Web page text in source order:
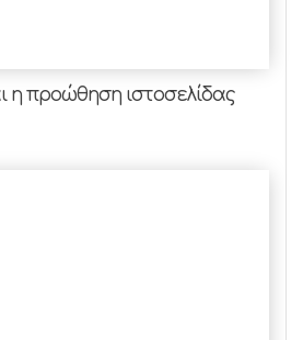
η προώθηση ιστοσελίδας